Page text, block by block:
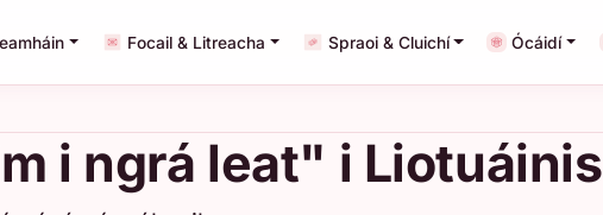
Focail & Litreacha Spraoi & Cluichí Ócáidí
i ngrá leat" i Liotuáinis